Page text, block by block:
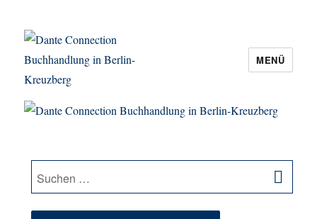
Dante Connection Buchhandlung in
MENÜ
Suche
nach: